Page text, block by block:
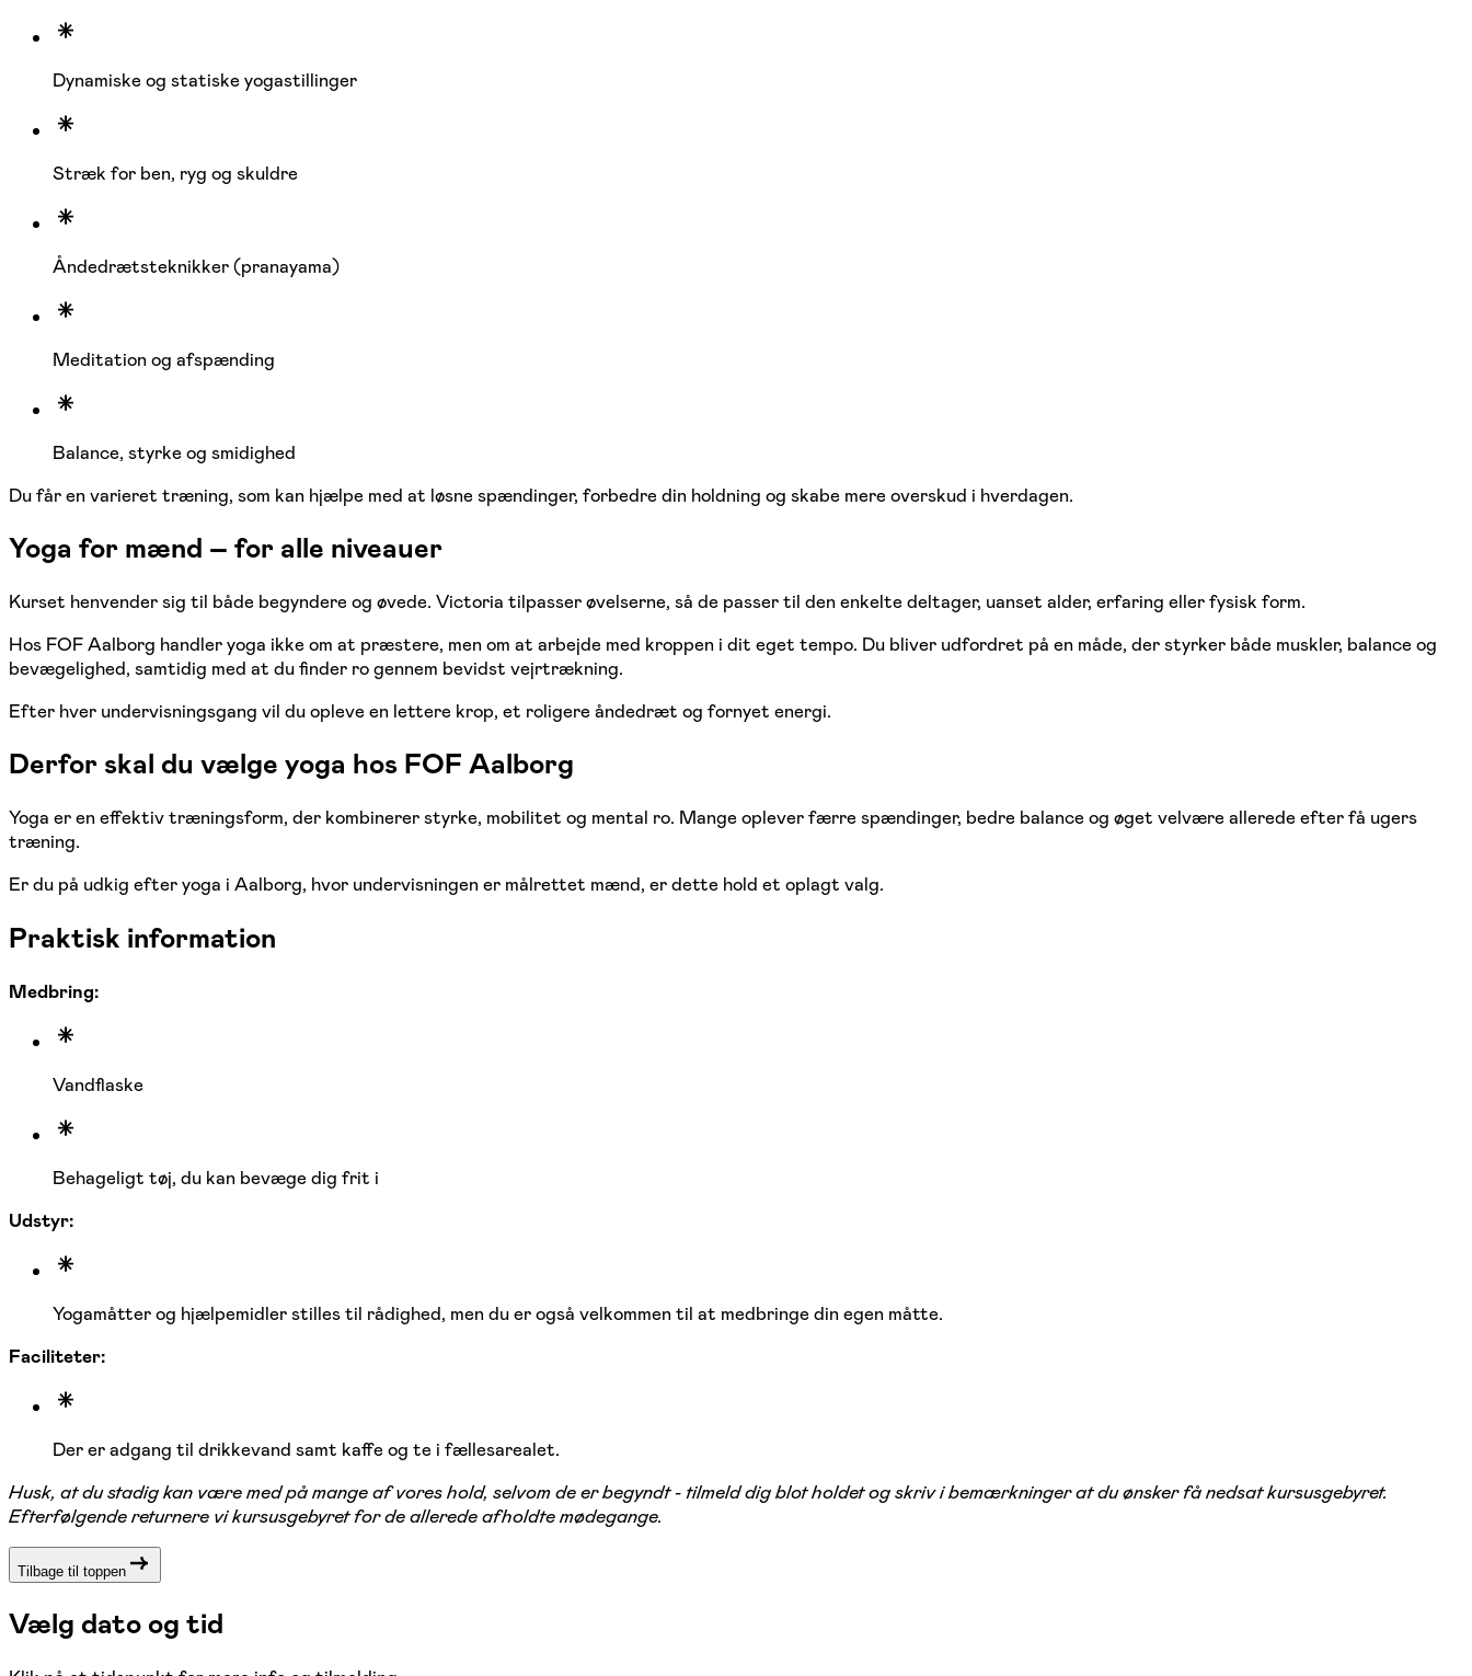
Dynamiske og statiske yogastillinger
Stræk for ben, ryg og skuldre
Åndedrætsteknikker (pranayama)
Meditation og afspænding
Balance, styrke og smidighed
Du får en varieret træning, som kan hjælpe med at løsne spændinger, forbedre din holdning og skabe mere overskud i hverdagen.
Yoga for mænd – for alle niveauer
Kurset henvender sig til både begyndere og øvede. Victoria tilpasser øvelserne, så de passer til den enkelte deltager, uanset alder, erfaring eller fysisk form.
Hos FOF Aalborg handler yoga ikke om at præstere, men om at arbejde med kroppen i dit eget tempo. Du bliver udfordret på en måde, der styrker både muskler, balance og
bevægelighed, samtidig med at du finder ro gennem bevidst vejrtrækning.
Efter hver undervisningsgang vil du opleve en lettere krop, et roligere åndedræt og fornyet energi.
Derfor skal du vælge yoga hos FOF Aalborg
Yoga er en effektiv træningsform, der kombinerer styrke, mobilitet og mental ro. Mange oplever færre spændinger, bedre balance og øget velvære allerede efter få ugers
træning.
Er du på udkig efter yoga i Aalborg, hvor undervisningen er målrettet mænd, er dette hold et oplagt valg.
Praktisk information
Medbring:
Vandflaske
Behageligt tøj, du kan bevæge dig frit i
Udstyr:
Yogamåtter og hjælpemidler stilles til rådighed, men du er også velkommen til at medbringe din egen måtte.
Faciliteter:
Der er adgang til drikkevand samt kaffe og te i fællesarealet.
Husk, at du stadig kan være med på mange af vores hold, selvom de er begyndt - tilmeld dig blot holdet og skriv i bemærkninger at du ønsker få nedsat kursusgebyret.
Efterfølgende returnere vi kursusgebyret for de allerede afholdte mødegange.
Tilbage til toppen
Vælg dato og tid